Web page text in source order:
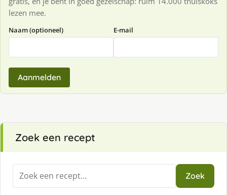
lezen mee.
Naam (optioneel) E-mail
Aanmelden
Zoek een recept
Zoeken
naar:
Zoek